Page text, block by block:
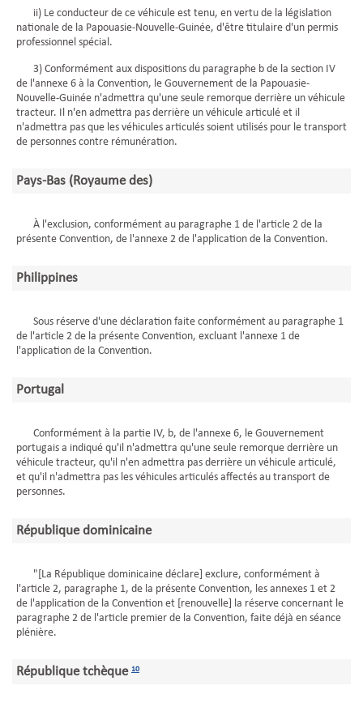
ii) Le conducteur de ce véhicule est tenu, en vertu de la législation
nationale de la Papouasie-Nouvelle-Guinée, d'être titulaire d'un permis
professionnel spécial.
3) Conformément aux dispositions du paragraphe b de la section IV
de l'annexe 6 à la Convention, le Gouvernement de la Papouasie-
Nouvelle-Guinée n'admettra qu'une seule remorque derrière un véhicule
tracteur. Il n'en admettra pas derrière un véhicule articulé et il
n'admettra pas que les véhicules articulés soient utilisés pour le transport
de personnes contre rémunération.
Pays-Bas (Royaume des)
À l'exclusion, conformément au paragraphe 1 de l'article 2 de la
présente Convention, de l'annexe 2 de l'application de la Convention.
Philippines
Sous réserve d'une déclaration faite conformément au paragraphe 1
de l'article 2 de la présente Convention, excluant l'annexe 1 de
l'application de la Convention.
Portugal
Conformément à la partie IV, b, de l'annexe 6, le Gouvernement
portugais a indiqué qu'il n'admettra qu'une seule remorque derrière un
véhicule tracteur, qu'il n'en admettra pas derrière un véhicule articulé,
et qu'il n'admettra pas les véhicules articulés affectés au transport de
personnes.
République dominicaine
"[La République dominicaine déclare] exclure, conformément à
l'article 2, paragraphe 1, de la présente Convention, les annexes 1 et 2
de l'application de la Convention et [renouvelle] la réserve concernant le
paragraphe 2 de l'article premier de la Convention, faite déjà en séance
plénière.
République tchèque 10